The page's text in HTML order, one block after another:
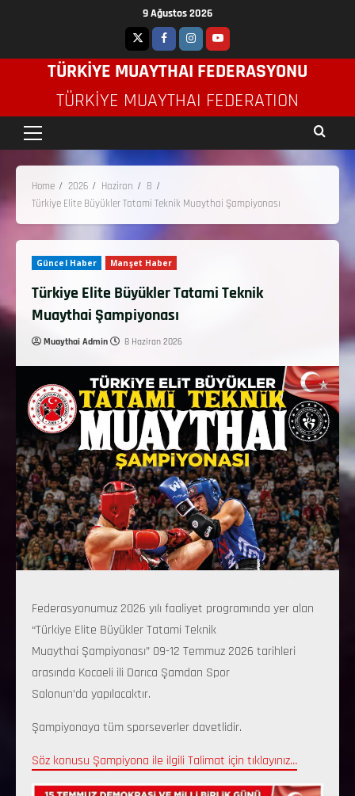
9 Ağustos 2026
TÜRKİYE MUAYTHAI FEDERASYONU
TÜRKIYE MUAYTHAI FEDERATION
Home 2026 Haziran
8
Türkiye Elite Büyükler Tatami Teknik Muaythai Şampiyonası
Güncel Haber Manşet Haber
Türkiye Elite Büyükler Tatami Teknik
Muaythai Şampiyonası
Muaythai Admin 8 Haziran 2026
Federasyonumuz 2026 yılı faaliyet programında yer alan
“Türkiye Elite Büyükler Tatami Teknik
Muaythai Şampiyonası” 09-12 Temmuz 2026 tarihleri
arasında Kocaeli ili Darıca Şamdan Spor
Salonun’da yapılacaktır.
Şampiyonaya tüm sporseverler davetlidir.
Söz konusu Şampiyona ile ilgili Talimat için tıklayınız…